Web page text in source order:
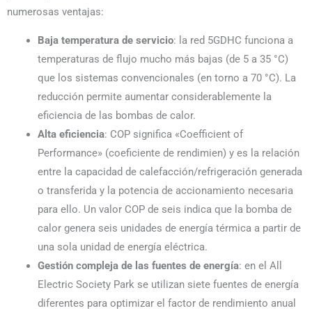
numerosas ventajas:
Baja temperatura de servicio: la red 5GDHC funciona a
temperaturas de flujo mucho más bajas (de 5 a 35 °C)
que los sistemas convencionales (en torno a 70 °C). La
reducción permite aumentar considerablemente la
eficiencia de las bombas de calor.
Alta eficiencia: COP significa «Coefficient of
Performance» (coeficiente de rendimien) y es la relación
entre la capacidad de calefacción/refrigeración generada
o transferida y la potencia de accionamiento necesaria
para ello. Un valor COP de seis indica que la bomba de
calor genera seis unidades de energía térmica a partir de
una sola unidad de energía eléctrica.
Gestión compleja de las fuentes de energía: en el All
Electric Society Park se utilizan siete fuentes de energía
diferentes para optimizar el factor de rendimiento anual